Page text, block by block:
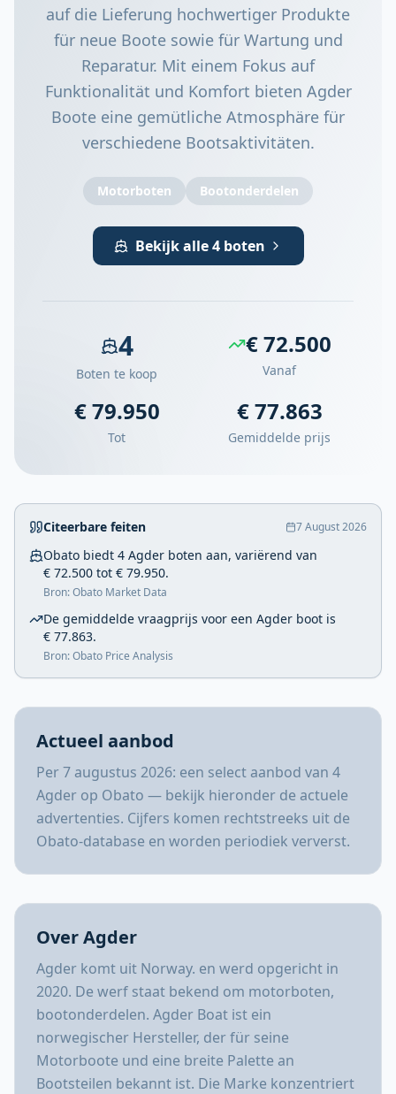
auf die Lieferung hochwertiger Produkte
für neue Boote sowie für Wartung und
Reparatur. Mit einem Fokus auf
Funktionalität und Komfort bieten Agder
Boote eine gemütliche Atmosphäre für
verschiedene Bootsaktivitäten.
Motorboten Bootonderdelen
Bekijk alle 4 boten
4
Boten te koop
€ 72.500
Vanaf
€ 79.950
Tot
€ 77.863
Gemiddelde prijs
Citeerbare feiten 7 August 2026
Obato biedt 4 Agder boten aan, variërend van
€ 72.500 tot € 79.950.
Bron: Obato Market Data
De gemiddelde vraagprijs voor een Agder boot is
€ 77.863.
Bron: Obato Price Analysis
Actueel aanbod
Per 7 augustus 2026: een select aanbod van 4
Agder op Obato — bekijk hieronder de actuele
advertenties. Cijfers komen rechtstreeks uit de
Obato-database en worden periodiek ververst.
Over Agder
Agder komt uit Norway. en werd opgericht in
2020. De werf staat bekend om motorboten,
bootonderdelen. Agder Boat ist ein
norwegischer Hersteller, der für seine
Motorboote und eine breite Palette an
Bootsteilen bekannt ist. Die Marke konzentriert